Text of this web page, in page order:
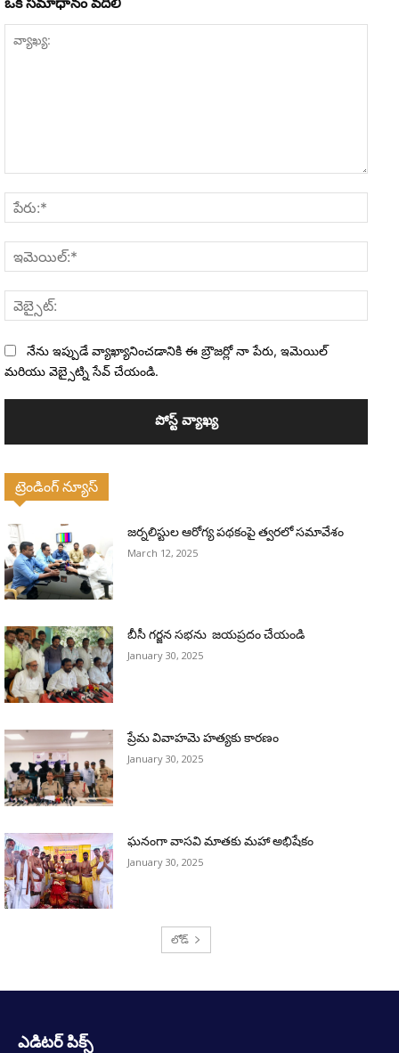
ఒక సమాధానం వదిలి
నేను ఇప్పుడే వ్యాఖ్యానించడానికి ఈ బ్రౌజర్లో నా పేరు, ఇమెయిల్
మరియు వెబ్సైట్ని సేవ్ చేయండి.
ట్రెండింగ్ న్యూస్
జర్నలిస్టుల ఆరోగ్య పథకంపై త్వరలో సమావేశం
March 12, 2025
బీసీ గర్జన సభను జయప్రదం చేయండి
January 30, 2025
ప్రేమ వివాహమె హత్యకు కారణం
January 30, 2025
ఘనంగా వాసవి మాతకు మహా అభిషేకం
January 30, 2025
లోడ్
ఎడిటర్ పిక్స్